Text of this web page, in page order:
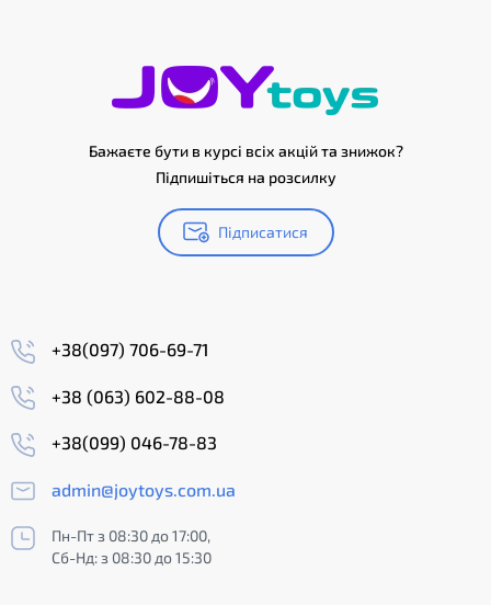
Бажаєте бути в курсі всіх акцій та знижок?
Підпишіться на розсилку
Підписатися
+38(097) 706-69-71
+38 (063) 602-88-08
+38(099) 046-78-83
admin@joytoys.com.ua
Пн-Пт з 08:30 до 17:00,
Сб-Нд: з 08:30 до 15:30